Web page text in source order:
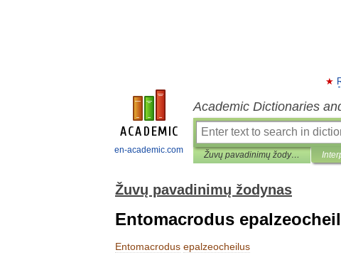
en-academic.com
Academic Dictionaries
Žuvų pavadinimų žodynas
Žuvų pavadinimų žodynas
Entomacrodus
Entomacrodus epalzeocheilus